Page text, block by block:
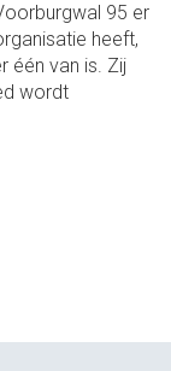
95 er
heeft,
één van is. Zij
wordt